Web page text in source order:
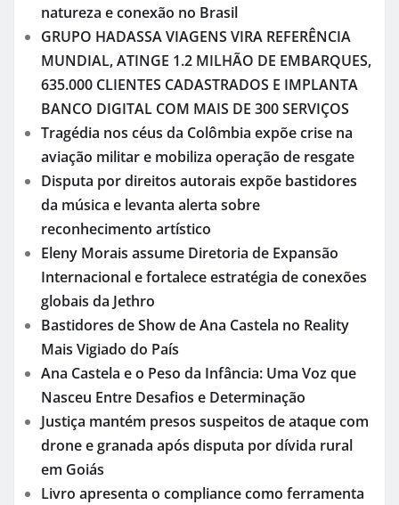
fase de renegociação de dívidas
Justiça barra venda de ações e intensifica disputa
entre GPA e grupo francês Casino
Marinha do Brasil incorpora em junho o navio
Oiapoque, que será o segundo maior da frota
Brasileiro é detido por agentes de imigração nos
EUA e caso reacende debate sobre regras
migratórias
Franquias de terapias tântricas avançam e
atraem investidores
Chapada dos Veadeiros se consolida como
destino em alta e atrai turistas em busca de
natureza e conexão no Brasil
GRUPO HADASSA VIAGENS VIRA REFERÊNCIA
MUNDIAL, ATINGE 1.2 MILHÃO DE EMBARQUES,
635.000 CLIENTES CADASTRADOS E IMPLANTA
BANCO DIGITAL COM MAIS DE 300 SERVIÇOS
Tragédia nos céus da Colômbia expõe crise na
aviação militar e mobiliza operação de resgate
Disputa por direitos autorais expõe bastidores
da música e levanta alerta sobre